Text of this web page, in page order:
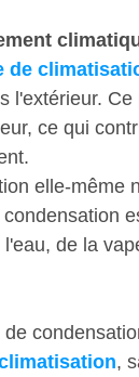
de
l'extérieur.
ce qui
elle-même
de la
,